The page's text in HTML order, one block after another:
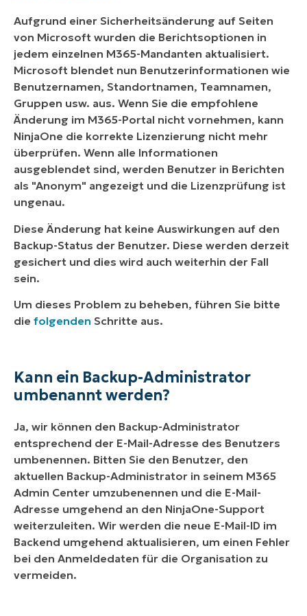
Aufgrund einer Sicherheitsänderung auf Seiten
von Microsoft wurden die Berichtsoptionen in
jedem einzelnen M365-Mandanten aktualisiert.
Microsoft blendet nun Benutzerinformationen wie
Benutzernamen, Standortnamen, Teamnamen,
Gruppen usw. aus. Wenn Sie die empfohlene
Änderung im M365-Portal nicht vornehmen, kann
NinjaOne die korrekte Lizenzierung nicht mehr
überprüfen. Wenn alle Informationen
ausgeblendet sind, werden Benutzer in Berichten
als "Anonym" angezeigt und die Lizenzprüfung ist
ungenau.
Diese Änderung hat keine Auswirkungen auf den
Backup-Status der Benutzer. Diese werden derzeit
gesichert und dies wird auch weiterhin der Fall
sein.
Um dieses Problem zu beheben, führen Sie bitte
die folgenden Schritte aus.
Kann ein Backup-Administrator
umbenannt werden?
Ja, wir können den Backup-Administrator
entsprechend der E-Mail-Adresse des Benutzers
umbenennen. Bitten Sie den Benutzer, den
aktuellen Backup-Administrator in seinem M365
Admin Center umzubenennen und die E-Mail-
Adresse umgehend an den NinjaOne-Support
weiterzuleiten. Wir werden die neue E-Mail-ID im
Backend umgehend aktualisieren, um einen Fehler
bei den Anmeldedaten für die Organisation zu
vermeiden.